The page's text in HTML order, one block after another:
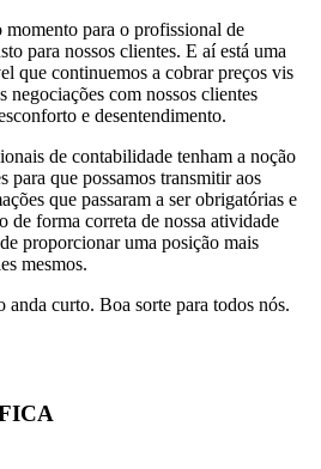
para o profissional de
para nossos clientes. E aí está uma
que continuemos a cobrar preços vis
negociações com nossos clientes
e desentendimento.
de contabilidade tenham a noção
para que possamos transmitir aos
que passaram a ser obrigatórias e
de forma correta de nossa atividade
proporcionar uma posição mais
mesmos.
anda curto. Boa sorte para todos nós.